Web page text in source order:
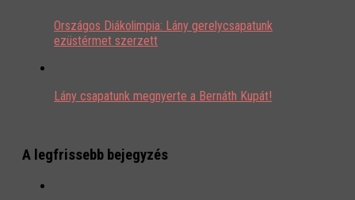
Országos Diákolimpia: Lány gerelycsapatunk
ezüstérmet szerzett
Lány csapatunk megnyerte a Bernáth Kupát!
A legfrissebb bejegyzés